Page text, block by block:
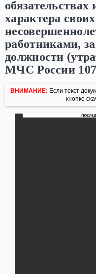
характера
работниками,
должности
МЧС России
ВНИМАНИЕ: Если текст
кнопке